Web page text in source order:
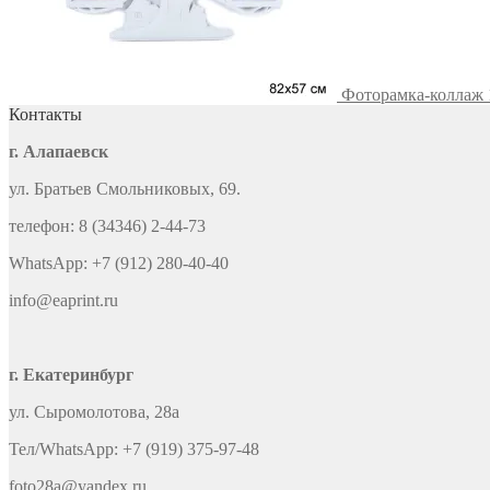
Фоторамка-коллаж
Контакты
г. Алапаевск
ул. Братьев Смольниковых, 69.
телефон: 8 (34346) 2-44-73
WhatsApp: +7 (912) 280-40-40
info@eaprint.ru
г. Екатеринбург
ул. Сыромолотова, 28а
Тел/WhatsApp: +7 (919) 375-97-48
foto28a@yandex.ru